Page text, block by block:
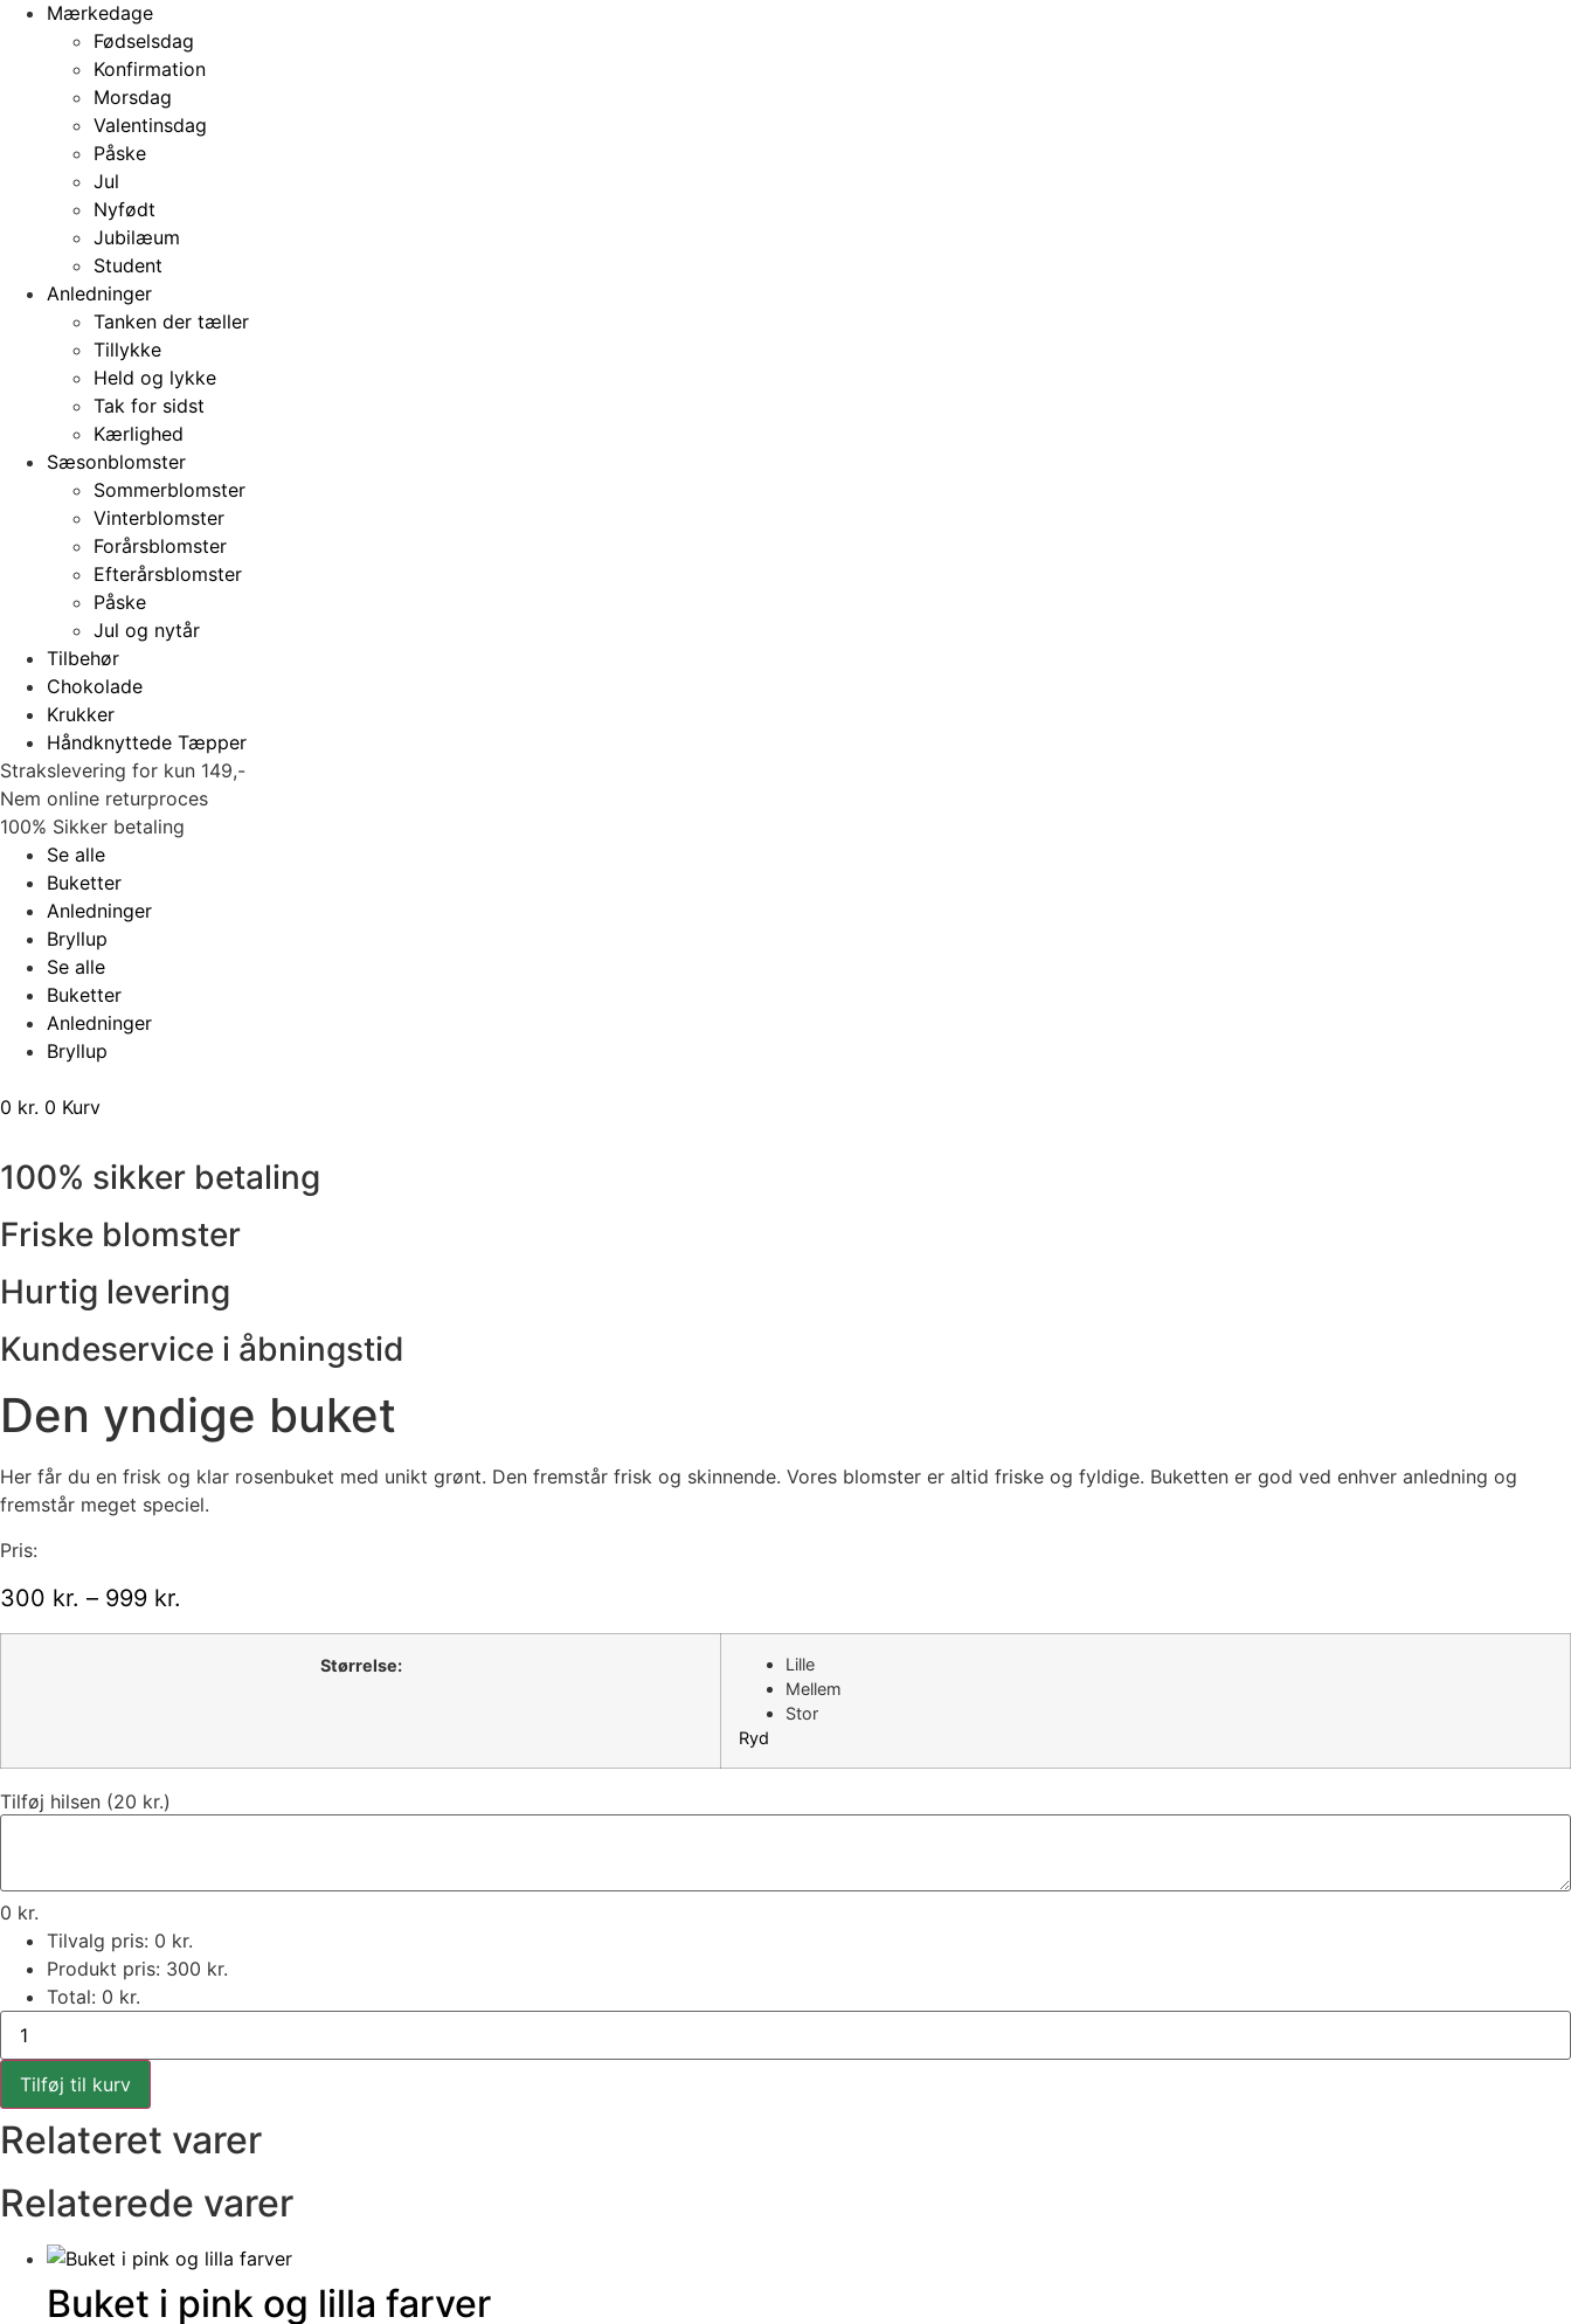
Mærkedage
Fødselsdag
Konfirmation
Morsdag
Valentinsdag
Påske
Jul
Nyfødt
Jubilæum
Student
Anledninger
Tanken der tæller
Tillykke
Held og lykke
Tak for sidst
Kærlighed
Sæsonblomster
Sommerblomster
Vinterblomster
Forårsblomster
Efterårsblomster
Påske
Jul og nytår
Tilbehør
Chokolade
Krukker
Håndknyttede Tæpper
Strakslevering for kun 149,-
Nem online returproces
100% Sikker betaling
Se alle
Buketter
Anledninger
Bryllup
Se alle
Buketter
Anledninger
Bryllup
0 kr. 0 Kurv
100% sikker betaling
Friske blomster
Hurtig levering
Kundeservice i åbningstid
Den yndige buket
Her får du en frisk og klar rosenbuket med unikt grønt. Den fremstår frisk og skinnende. Vores blomster er altid friske og fyldige. Buketten er god ved enhver anledning og
fremstår meget speciel.
Pris:
300 kr. – 999 kr.
300 kr.
Størrelse:
Lille
Mellem
Stor
Ryd
Tilføj hilsen (20 kr.)
0 kr.
Tilvalg pris: 0 kr.
Produkt pris: 300 kr.
Total: 0 kr.
Den
yndige
buket
antalTilføj til kurv
Relateret varer
Relaterede varer
Buket i pink og lilla farver